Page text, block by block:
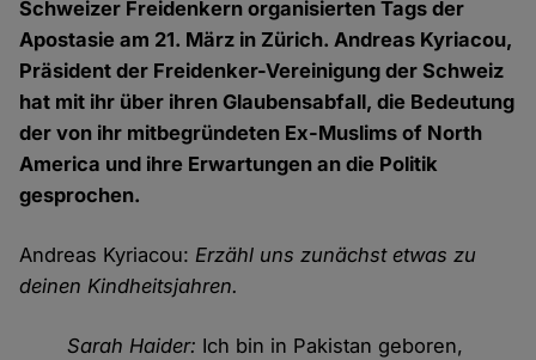
Schweizer Freidenkern organisierten Tags der
Apostasie am 21. März in Zürich. Andreas Kyriacou,
Präsident der Freidenker-Vereinigung der Schweiz
hat mit ihr über ihren Glaubensabfall, die Bedeutung
der von ihr mitbegründeten Ex-Muslims of North
America und ihre Erwartungen an die Politik
gesprochen.
Andreas Kyriacou:Erzähl uns zunächst etwas zu
deinen Kindheitsjahren.
Sarah Haider: Ich bin in Pakistan geboren,